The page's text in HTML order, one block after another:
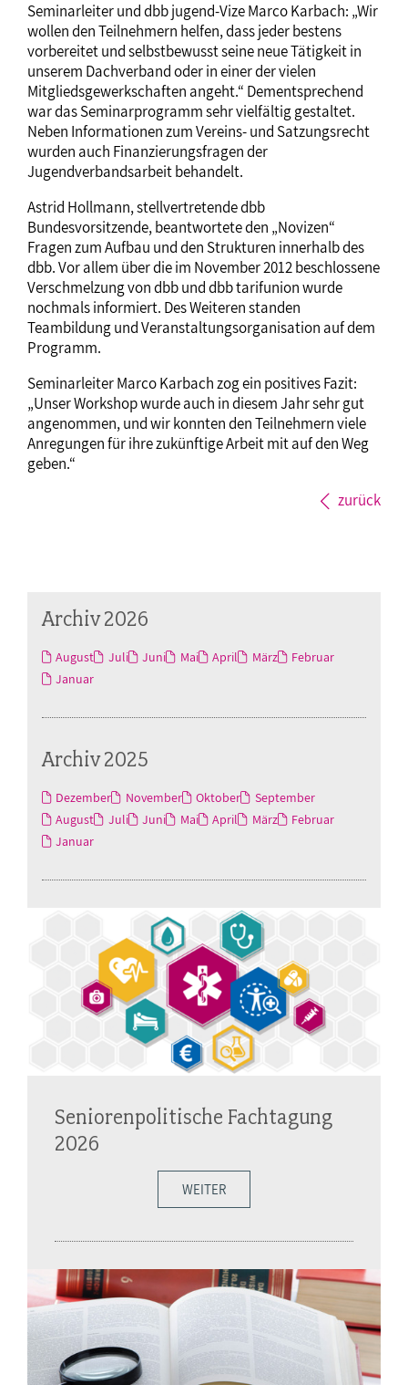
Seminarleiter und dbb jugend-Vize Marco Karbach: „Wir
wollen den Teilnehmern helfen, dass jeder bestens
vorbereitet und selbstbewusst seine neue Tätigkeit in
unserem Dachverband oder in einer der vielen
Mitgliedsgewerkschaften angeht.“ Dementsprechend
war das Seminarprogramm sehr vielfältig gestaltet.
Neben Informationen zum Vereins- und Satzungsrecht
wurden auch Finanzierungsfragen der
Jugendverbandsarbeit behandelt.
Astrid Hollmann, stellvertretende dbb
Bundesvorsitzende, beantwortete den „Novizen“
Fragen zum Aufbau und den Strukturen innerhalb des
dbb. Vor allem über die im November 2012 beschlossene
Verschmelzung von dbb und dbb tarifunion wurde
nochmals informiert. Des Weiteren standen
Teambildung und Veranstaltungsorganisation auf dem
Programm.
Seminarleiter Marco Karbach zog ein positives Fazit:
„Unser Workshop wurde auch in diesem Jahr sehr gut
angenommen, und wir konnten den Teilnehmern viele
Anregungen für ihre zukünftige Arbeit mit auf den Weg
geben.“
zurück
Archiv 2026
August Juli Juni Mai April März
Februar
Januar
Archiv 2025
Dezember November Oktober
September
August
Juli Juni Mai April März
Februar
Januar
Seniorenpolitische Fachtagung
2026
WEITER